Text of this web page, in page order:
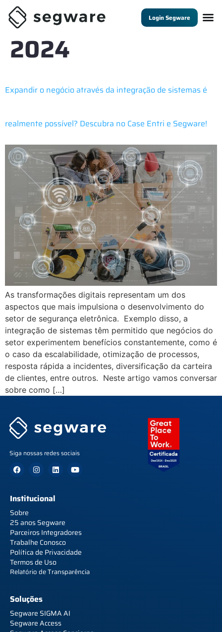
Login Segware
Dia:17 de abril de
2024
Expandir o negócio através da integração de sistemas é
realmente possível? Descubra no Case Entri e Segware!
As transformações digitais representam um dos
aspectos que mais impulsiona o desenvolvimento do
setor de segurança eletrônica. Exemplo disso, a
integração de sistemas têm permitido que negócios do
setor experimentem benefícios constantemente, como é
o caso da escalabilidade, otimização de processos,
resposta rápida a incidentes, diversificação da carteira
de clientes, entre outros. Neste artigo vamos conversar
sobre como […]
Siga nossas redes sociais
Institucional
Sobre
25 anos Segware
Parceiros Integradores
Trabalhe Conosco
Política de Privacidade
Termos de Uso
Relatório de Transparência
Soluções
Segware SIGMA AI
Segware Access